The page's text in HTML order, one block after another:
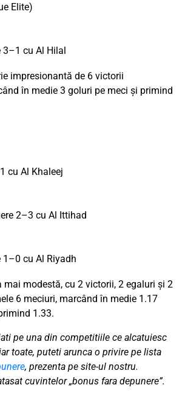
Elite)
3–1 cu Al Hilal
impresionantă de 6 victorii
în medie 3 goluri pe meci și primind
1 cu Al Khaleej
2–3 cu Al Ittihad
1–0 cu Al Riyadh
mai modestă, cu 2 victorii, 2 egaluri și 2
6 meciuri, marcândîn medie 1.17
1.33.
pe una din competitiile ce alcatuiesc
toate, puteti arunca o privire pe lista
, prezenta pe site-ul nostru.
cuvintelor „bonus fara depunere”.